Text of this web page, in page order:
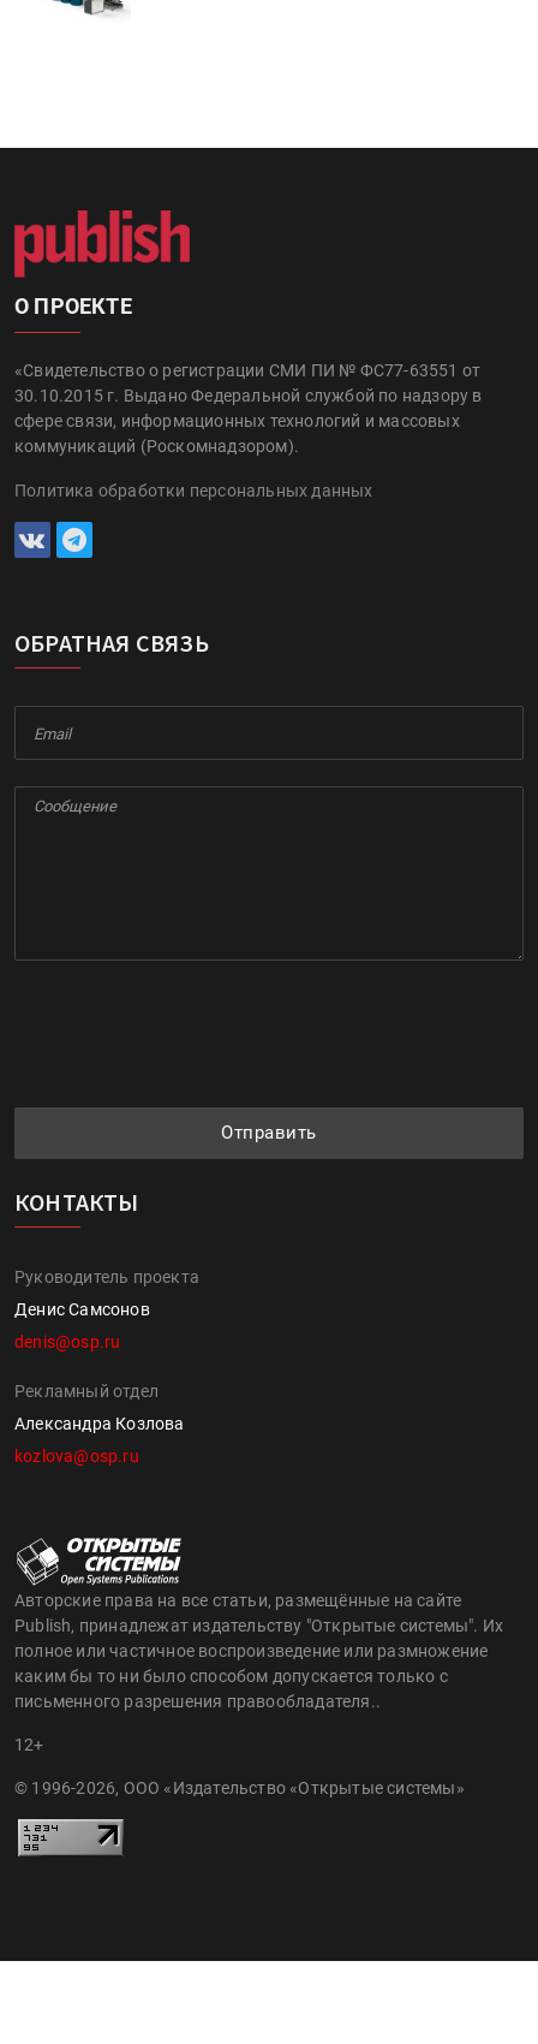
О ПРОЕКТЕ
«Свидетельство о регистрации СМИ ПИ № ФС77-63551 от
30.10.2015 г. Выдано Федеральной службой по надзору в
сфере связи, информационных технологий и массовых
коммуникаций (Роскомнадзором).
Политика обработки персональных данных
ОБРАТНАЯ СВЯЗЬ
Отправить
КОНТАКТЫ
Руководитель проекта
Денис Самсонов
denis@osp.ru
Рекламный отдел
Александра Козлова
kozlova@osp.ru
Авторские права на все статьи, размещённые на сайте
Publish, принадлежат издательству "Открытые системы". Их
полное или частичное воспроизведение или размножение
каким бы то ни было способом допускается только с
письменного разрешения правообладателя..
12+
© 1996-2026, ООО «Издательство «Открытые системы»